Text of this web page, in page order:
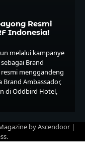
Resmi
Indonesia!
melalui kampanye
Brand
menggandeng
Ambassador,
di Oddbird Hotel,
byAscendoor |
.